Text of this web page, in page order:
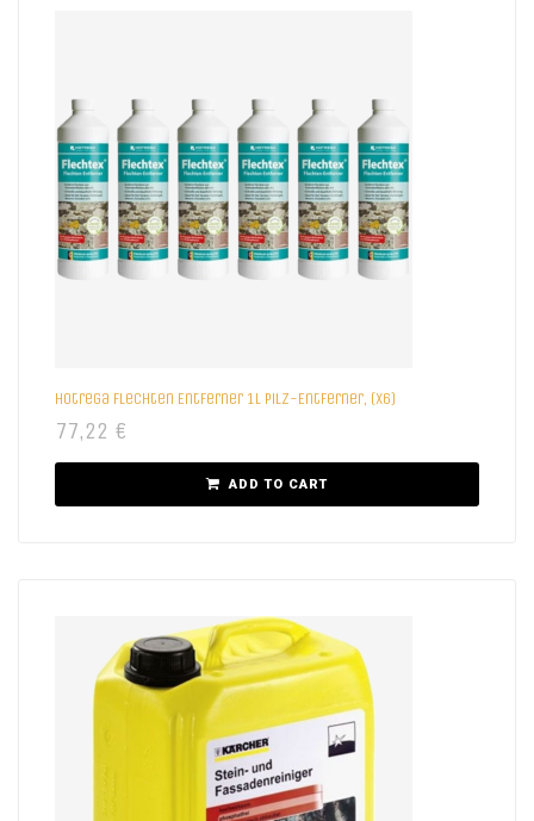
Hotrega Flechten Entferner 1L Pilz-Entferner, (X6)
77,22 €
ADD TO CART